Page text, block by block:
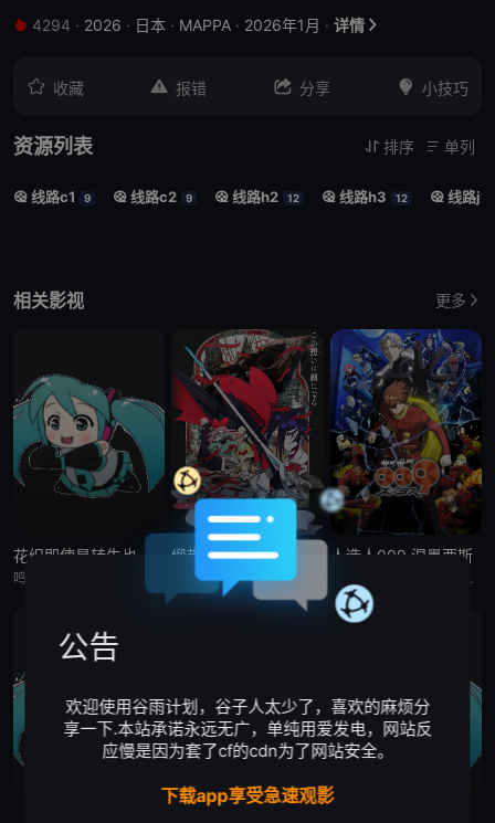
 4294 · 2026 · 日本 · MAPPA · 2026年1月 · 详情 
 收藏  报错  分享  小技巧
资源列表  排序  单列
 线路c1 9  线路c2 9  线路h2 12  线路h3 12  线路j1
相关影视 更多
缎带骑士 人造人009 涅墨西斯
自人造人战士诞生以来，他们在半个多世纪中，一直守护着人们免受种种威胁和平的敌人的侵袭。 然而，战斗仍在继续—— 而如今，一支由9名人造人组成的集团“涅墨西斯”出现了，他们坚信——仅凭009他们，
公告
欢迎使用谷雨计划，谷子人太少了，喜欢的麻烦分
享一下.本站承诺永远无广，单纯用爱发电，网站反
应慢是因为套了cf的cdn为了网站安全。
下载app享受急速观影